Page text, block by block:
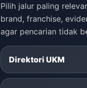
Pilih jalur paling
brand, franchise,
agar pencarian tidak
Direktori UKM